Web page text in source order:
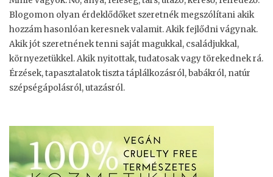
Blogomon olyan érdeklődőket szeretnék megszólítani akik
hozzám hasonlóan keresnek valamit. Akik fejlődni vágynak.
Akik jót szeretnének tenni saját magukkal, családjukkal,
környezetükkel. Akik nyitottak, tudatosak vagy törekednek rá.
Érzések, tapasztalatok tiszta táplálkozásról, babákról, natúr
szépségápolásról, utazásról.